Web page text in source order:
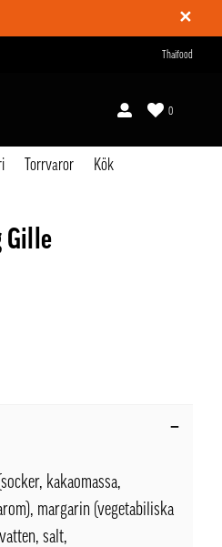
✕
Thaifood
0
Torrvaror Kök
Gille
kakaomassa,
margarin (vegetabiliska
salt,